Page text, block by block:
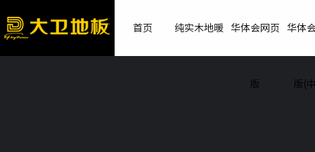
首页 纯实木地暖 华体会网页
版
华体
版(